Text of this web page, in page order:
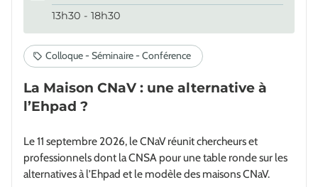
La Maison CNaV : une alternative à
l’Ehpad ?
13h30 - 18h30
Le 11 septembre 2026, le CNaV réunit chercheurs et
professionnels dont la CNSA pour une table ronde sur les
alternatives à l’Ehpad et le modèle des maisons CNaV.